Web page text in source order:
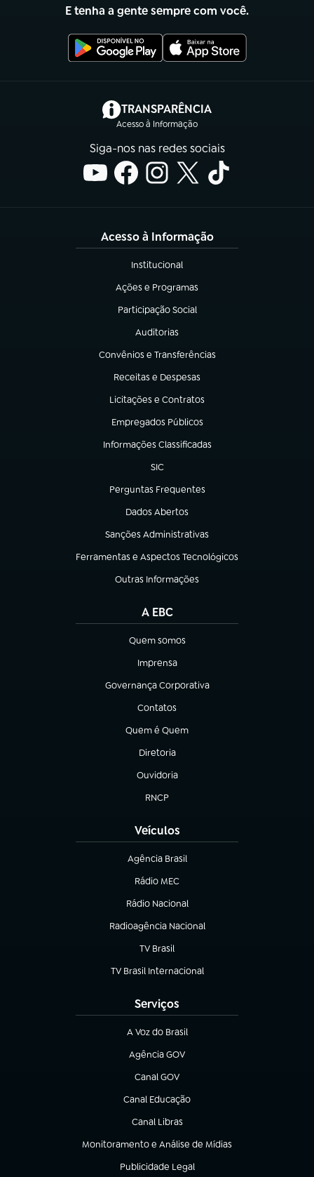
E tenha a gente sempre com você.
TRANSPARÊNCIA
Acesso à Informação
(abre em nova aba)
Siga-nos nas redes sociais
Acesso à Informação
Institucional
(abre em nova aba)
Ações e Programas
(abre em nova aba)
Participação Social
(abre em nova aba)
Auditorias
(abre em nova aba)
Convênios e Transferências
(abre em nova aba)
Receitas e Despesas
(abre em nova aba)
Licitações e Contratos
(abre em nova aba)
Empregados Públicos
(abre em nova aba)
Informações Classificadas
(abre em nova aba)
SIC
(abre em nova aba)
Perguntas Frequentes
(abre em nova aba)
Dados Abertos
(abre em nova aba)
Sanções Administrativas
(abre em nova aba)
Ferramentas e Aspectos Tecnológicos
(abre em nova aba)
Outras Informações
(abre em nova aba)
A EBC
Quem somos
(abre em nova aba)
Imprensa
(abre em nova aba)
Governança Corporativa
(abre em nova aba)
Contatos
(abre em nova aba)
Quem é Quem
(abre em nova aba)
Diretoria
(abre em nova aba)
Ouvidoria
(abre em nova aba)
RNCP
(abre em nova aba)
Veículos
Agência Brasil
(abre em nova aba)
Rádio MEC
(abre em nova aba)
Rádio Nacional
Radioagência Nacional
(abre em nova aba)
TV Brasil
(abre em nova aba)
TV Brasil Internacional
(abre em nova aba)
Serviços
A Voz do Brasil
(abre em nova aba)
Agência GOV
(abre em nova aba)
Canal GOV
(abre em nova aba)
Canal Educação
(abre em nova aba)
Canal Libras
(abre em nova aba)
Monitoramento e Análise de Mídias
(abre em nova aba)
Publicidade Legal
(abre em nova aba)